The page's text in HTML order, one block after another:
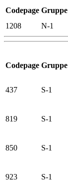
Codepage Gruppe
1208
N-1
Codepage Gruppe
437 S-1
819 S-1
850 S-1
923 S-1